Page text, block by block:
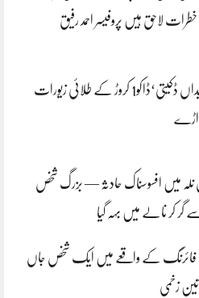
لاحق ہیں پروفیسر احمد رفیق
کلرسیداں ڈکیتی‘ڈاکو1 کروڑ کے طلائی زیورات
اڑے
نلہ میں افسوسناک حادثہ — بزرگ شخص
گر کر نالے میں بہہ گیا
فائرنگ کے واقعے میں ایک شخص جاں
زخمی